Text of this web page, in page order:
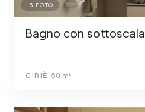
16 FOTO
Bagno con sottoscala
CIRIÈ 150 m²